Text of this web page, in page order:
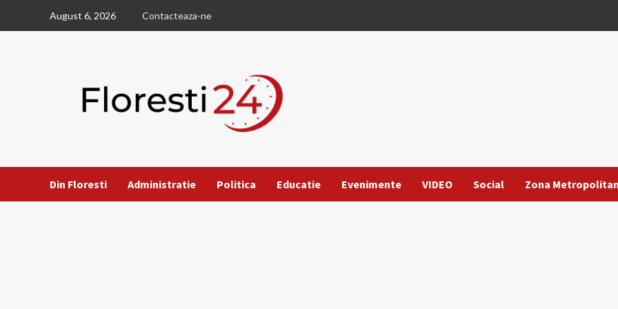
August 6, 2026 Contacteaza-ne
Din Floresti Administratie Politica Educatie Evenimente VIDEO Social Zona